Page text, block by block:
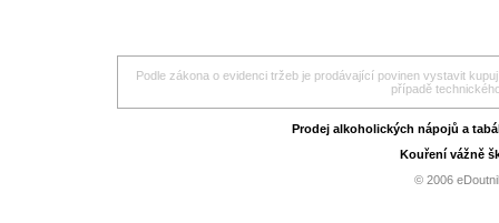
Podle zákona o evidenci tržeb je prodávající povinen vystavit
případě
Prodej alkoholických nápojů a
Kouření vážně
© 2006